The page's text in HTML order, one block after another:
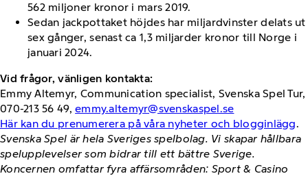
562 miljoner kronor i mars 2019.
Sedan jackpottaket höjdes har miljardvinster delats ut
sex gånger, senast ca 1,3 miljarder kronor till Norge i
januari 2024.
Vid frågor, vänligen kontakta:
Emmy Altemyr, Communication specialist, Svenska Spel Tur,
070-213 56 49,emmy.altemyr@svenskaspel.se
Här kan du prenumerera på våra nyheter och blogginlägg.
Svenska Spel är hela Sveriges spelbolag. Vi skapar hållbara
spelupplevelser som bidrar till ett bättre Sverige.
Koncernen omfattar fyra affärsområden: Sport & Casino